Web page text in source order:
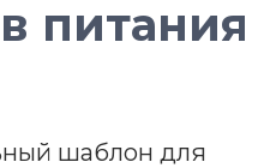
питания
шаблон для